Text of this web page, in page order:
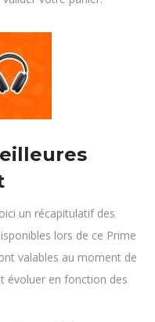
un récapitulatif des
lors de ce Prime
valables au moment de
évoluer en fonction des